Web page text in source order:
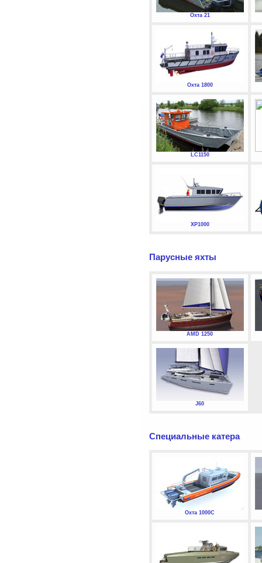
Охта 21
Охта 1800
LC1150
XP1000
Парусные яхты
AMD 1250
J60
Специальные катера
Охта 1000С